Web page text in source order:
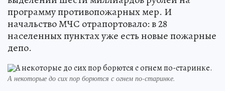
программу противопожарных мер. И
начальство МЧС отрапортовало: в 28
населенных пунктах уже есть новые пожарные
депо.
А некоторые до сих пор борются с огнем по-старинке.